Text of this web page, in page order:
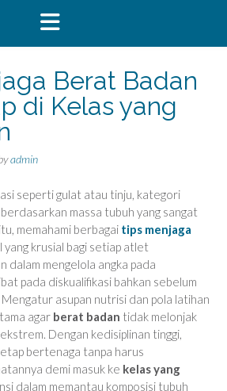
Berat Badan
di Kelas yang
admin
seperti gulat atau tinju, kategori
massa tubuh yang sangat
memahami berbagai tips menjaga
yang krusial bagi setiap atlet
dalam mengelola angka pada
pada diskualifikasi bahkan sebelum
asupan nutrisi dan pola latihan
agar berat badan tidak melonjak
Dengan kedisiplinan tinggi,
bertenaga tanpa harus
demi masuk ke kelas yang
dalam memantau komposisi tubuh